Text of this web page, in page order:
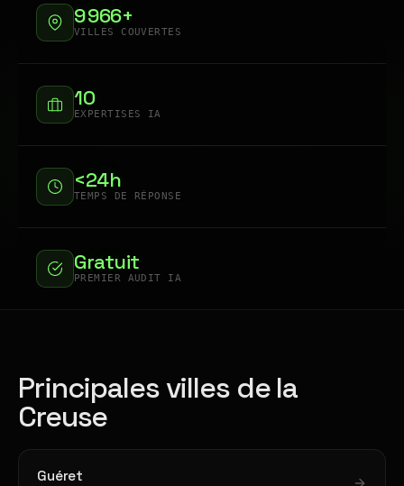
9 966+
VILLES COUVERTES
10
EXPERTISES IA
<24h
TEMPS DE RÉPONSE
Gratuit
PREMIER AUDIT IA
Principales villes de la
Creuse
Guéret